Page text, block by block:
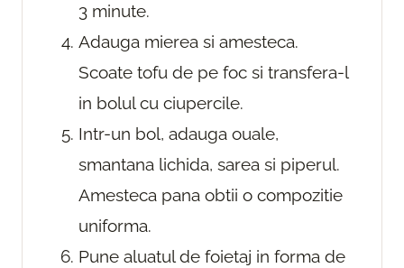
3 minute.
Adauga mierea si amesteca.
Scoate tofu de pe foc si transfera-l
in bolul cu ciupercile.
Intr-un bol, adauga ouale,
smantana lichida, sarea si piperul.
Amesteca pana obtii o compozitie
uniforma.
Pune aluatul de foietaj in forma de